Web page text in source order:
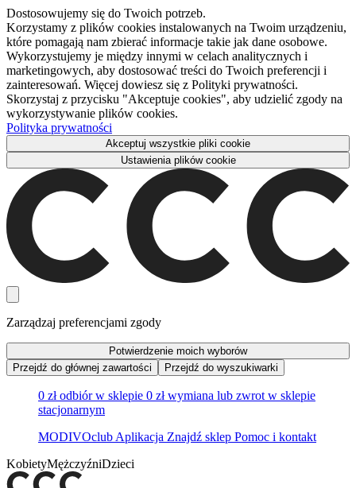
Dostosowujemy się do Twoich potrzeb.
Korzystamy z plików cookies instalowanych na Twoim urządzeniu,
które pomagają nam zbierać informacje takie jak dane osobowe.
Wykorzystujemy je między innymi w celach analitycznych i
marketingowych, aby dostosować treści do Twoich preferencji i
zainteresowań. Więcej dowiesz się z Polityki prywatności.
Skorzystaj z przycisku "Akceptuje cookies", aby udzielić zgody na
wykorzystywanie plików cookies.
Polityka prywatności
Akceptuj wszystkie pliki cookie
Ustawienia plików cookie
Zarządzaj preferencjami zgody
Potwierdzenie moich wyborów
Przejdź do głównej zawartości
Przejdź do wyszukiwarki
0 zł odbiór w sklepie 0 zł wymiana lub zwrot w sklepie
stacjonarnym
MODIVOclub Aplikacja Znajdź sklep Pomoc i kontakt
KobietyMężczyźniDzieci